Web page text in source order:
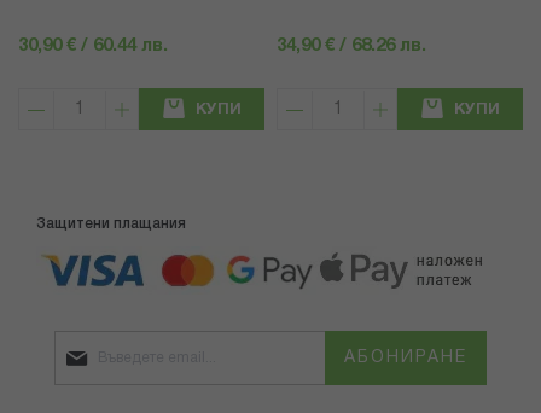
30,90 € / 60.44 лв.
КУПИ
34,90 € / 68.26 лв.
КУПИ
Защитени плащания
АБОНИРАНЕ